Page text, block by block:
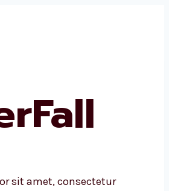
sit amet, consectetur